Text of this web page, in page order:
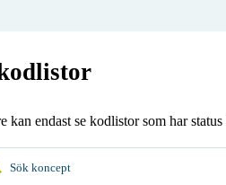
kan endast se kodlistor som har status
Sök koncept